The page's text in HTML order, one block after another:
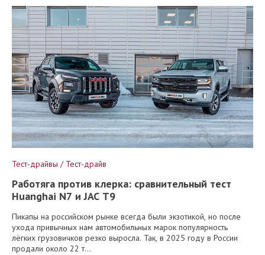
Тест-драйвы / Тест-драйв
Работяга против клерка: сравнительный тест
Huanghai N7 и JAC T9
Пикапы на российском рынке всегда были экзотикой, но после
ухода привычных нам автомобильных марок популярность
лёгких грузовичков резко выросла. Так, в 2025 году в России
продали около 22 т...